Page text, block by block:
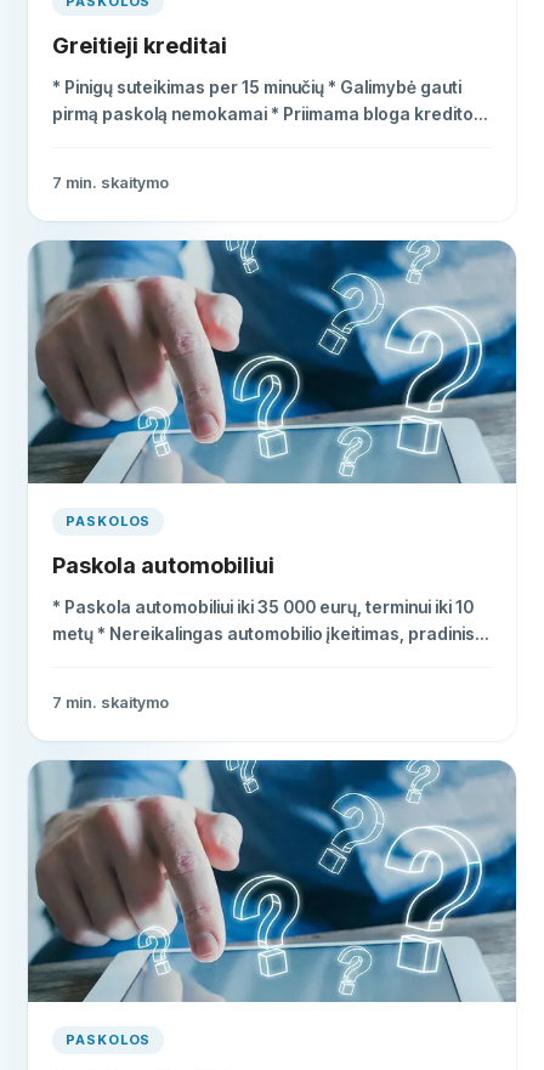
Greitieji kreditai
* Pinigų suteikimas per 15 minučių * Galimybė gauti
pirmą paskolą nemokamai * Priimama bloga kredito
7 min. skaitymo
PASKOLOS
Paskola automobiliui
* Paskola automobiliui iki 35 000 eurų, terminui iki 10
metų * Nereikalingas automobilio įkeitimas, pradinis
7 min. skaitymo
PASKOLOS